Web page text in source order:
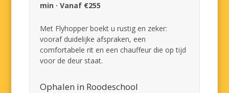
min · Vanaf €255
Met Flyhopper boekt u rustig en zeker:
vooraf duidelijke afspraken, een
comfortabele rit en een chauffeur die op tijd
voor de deur staat.
Ophalen in Roodeschool